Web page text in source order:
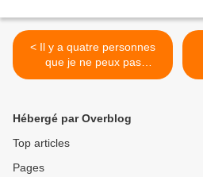
< Il y a quatre personnes
que je ne peux pas
récompenser :
Hébergé par Overblog
Top articles
Pages